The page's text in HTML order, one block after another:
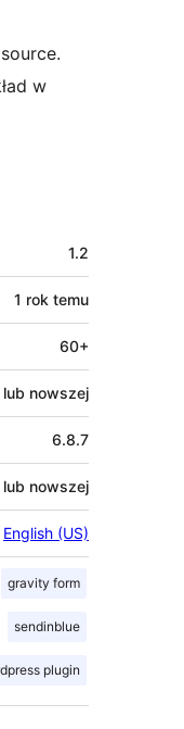
w
1.2
1 rok temu
60+
nowszej
6.8.7
lub nowszej
English (US)
gravity form
sendinblue
plugin